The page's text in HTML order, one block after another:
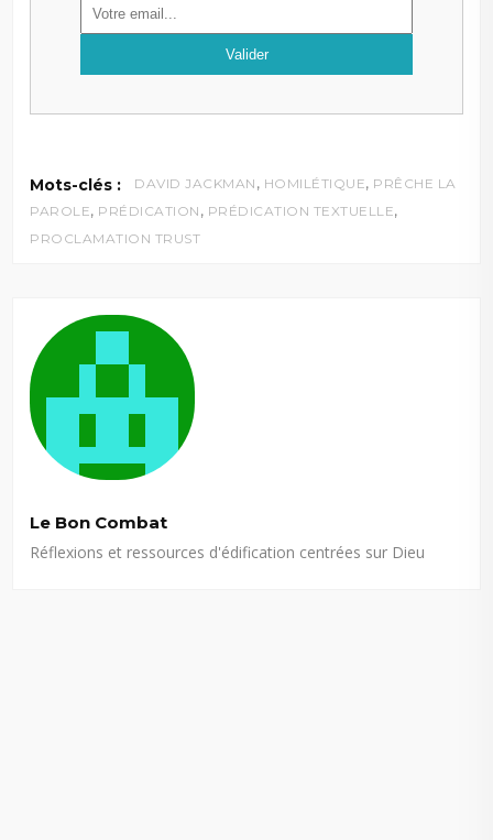
Mots-clés : DAVID JACKMAN , HOMILÉTIQUE, PRÊCHE LA
PAROLE, PRÉDICATION , PRÉDICATION TEXTUELLE,
PROCLAMATION TRUST
Le Bon Combat
Réflexions et ressources d'édification centrées sur Dieu